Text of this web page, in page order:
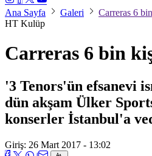
Ana Sayfa Galeri
Carreras 6
HT Kulüp
Carreras 6 bin
'3 Tenors'ün efsanevi
dün akşam Ülker
konserler İstanbul'a
Giriş: 26 Mart 2017 - 13:02